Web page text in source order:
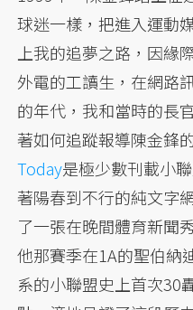
球迷一樣，把進入運動
上我的追夢之路，因緣
外電的工讀生，在網路
的年代，我和當時的長
著如何追蹤報導陳金鋒
Today是極少數刊載小
著陽春到不行的純文字
了一張在晚間體育新聞
他那賽季在1A的聖伯納
系的小聯盟史上首次30